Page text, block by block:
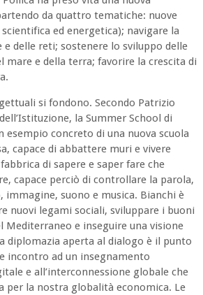
da quattro tematiche: nuove
ed energetica); navigare la
delle reti; sostenere lo sviluppo delle
mare e della terra; favorire la crescita di
si fondono. Secondo Patrizio
la Summer School di
esempio concreto di una nuova scuola
capace di abbattere muri e vivere
di sapere e saper fare che
capace perciò di controllare la parola,
immagine, suono e musica. Bianchi è
nuovi legami sociali, sviluppare i buoni
Mediterraneo e inseguire una visione
diplomazia aperta al dialogo è il punto
incontro ad un insegnamento
e all’interconnessione globale che
per la nostra globalità economica. Le